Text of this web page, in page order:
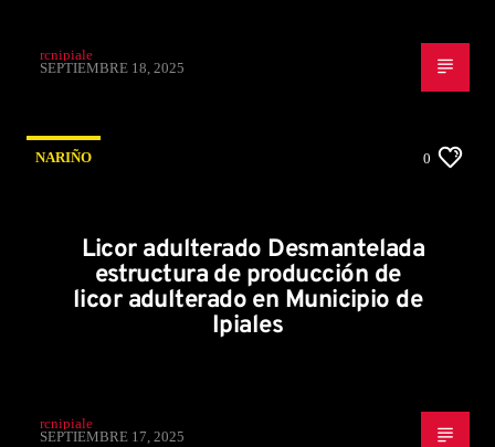
rcnipiale
SEPTIEMBRE 18, 2025
NARIÑO 0
Licor adulterado Desmantelada
estructura de producción de
licor adulterado en Municipio de
Ipiales
rcnipiale
SEPTIEMBRE 17, 2025